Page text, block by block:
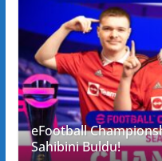
eFootball
Sahibini Buldu!